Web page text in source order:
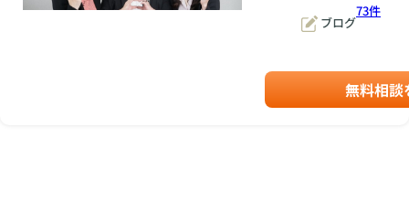
ブログ
73件
無料相談